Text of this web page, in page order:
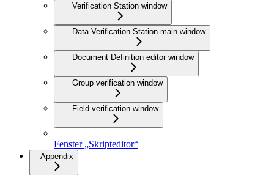
Verification Station window
Data Verification Station main window
Document Definition editor window
Group verification window
Field verification window
Fenster „Skripteditor“
Appendix